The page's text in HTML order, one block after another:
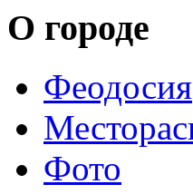
О городе
Феодосия
Фото